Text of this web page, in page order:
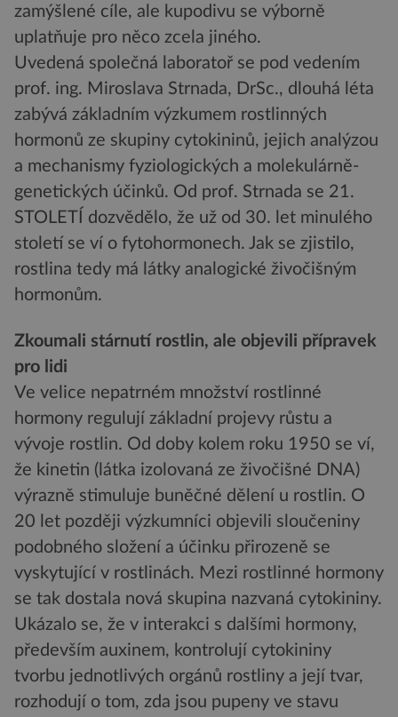
zamýšlené cíle, ale kupodivu se výborně
uplatňuje pro něco zcela jiného.
Uvedená společná laboratoř se pod vedením
prof. ing. Miroslava Strnada, DrSc., dlouhá léta
zabývá základním výzkumem rostlinných
hormonů ze skupiny cytokininů, jejich analýzou
a mechanismy fyziologických a molekulárně-
genetických účinků. Od prof. Strnada se 21.
STOLETÍ dozvědělo, že už od 30. let minulého
století se ví o fytohormonech. Jak se zjistilo,
rostlina tedy má látky analogické živočišným
hormonům.
Zkoumali stárnutí rostlin, ale objevili přípravek
pro lidi
Ve velice nepatrném množství rostlinné
hormony regulují základní projevy růstu a
vývoje rostlin. Od doby kolem roku 1950 se ví,
že kinetin (látka izolovaná ze živočišné DNA)
výrazně stimuluje buněčné dělení u rostlin. O
20 let později výzkumníci objevili sloučeniny
podobného složení a účinku přirozeně se
vyskytující v rostlinách. Mezi rostlinné hormony
se tak dostala nová skupina nazvaná cytokininy.
Ukázalo se, že v interakci s dalšími hormony,
především auxinem, kontrolují cytokininy
tvorbu jednotlivých orgánů rostliny a její tvar,
rozhodují o tom, zda jsou pupeny ve stavu